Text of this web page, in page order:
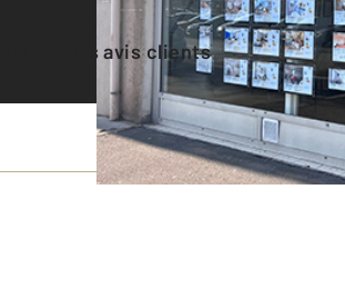
Voir tous les avis clients